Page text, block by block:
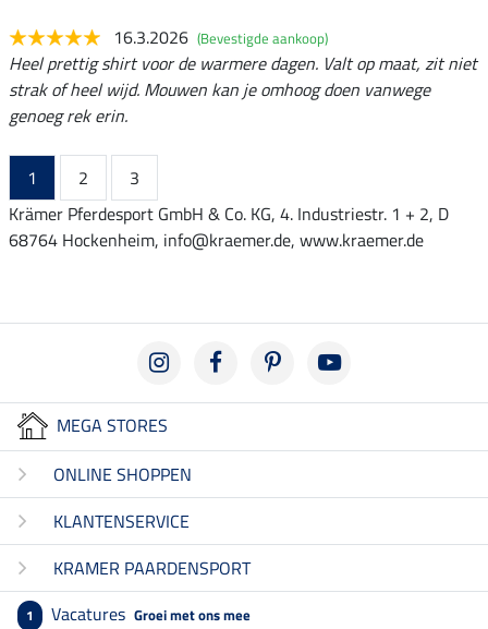
16.3.2026 (Bevestigde aankoop)
Heel prettig shirt voor de warmere dagen. Valt op maat, zit niet
strak of heel wijd. Mouwen kan je omhoog doen vanwege
genoeg rek erin.
1 2
3
Krämer Pferdesport GmbH & Co. KG, 4. Industriestr. 1 + 2, D
68764 Hockenheim, info@kraemer.de, www.kraemer.de
MEGA STORES
ONLINE SHOPPEN
KLANTENSERVICE
KRAMER PAARDENSPORT
1 Vacatures Groei met ons mee